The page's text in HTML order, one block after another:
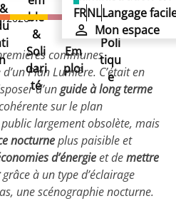
FRNLLangage
Mon espace
ble
&
Soli
dari
té
es
&
Em
ploi
atio
n &
Poli
tiqu
e
2026
communes
Plan Lumière. C’était en
d’unguide à long terme
sur le plan
largement obsolète, mais
nocturneplus paisible et
d’énergieet demettre
grâce à un type d’éclairage
une scénographie nocturne.